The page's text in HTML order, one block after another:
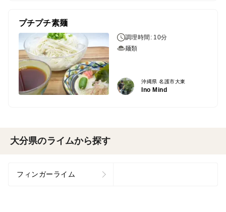
プチプチ素麺
調理時間: 10分
麺類
沖縄県 名護市大東
Ino Mind
大分県のライムから探す
フィンガーライム